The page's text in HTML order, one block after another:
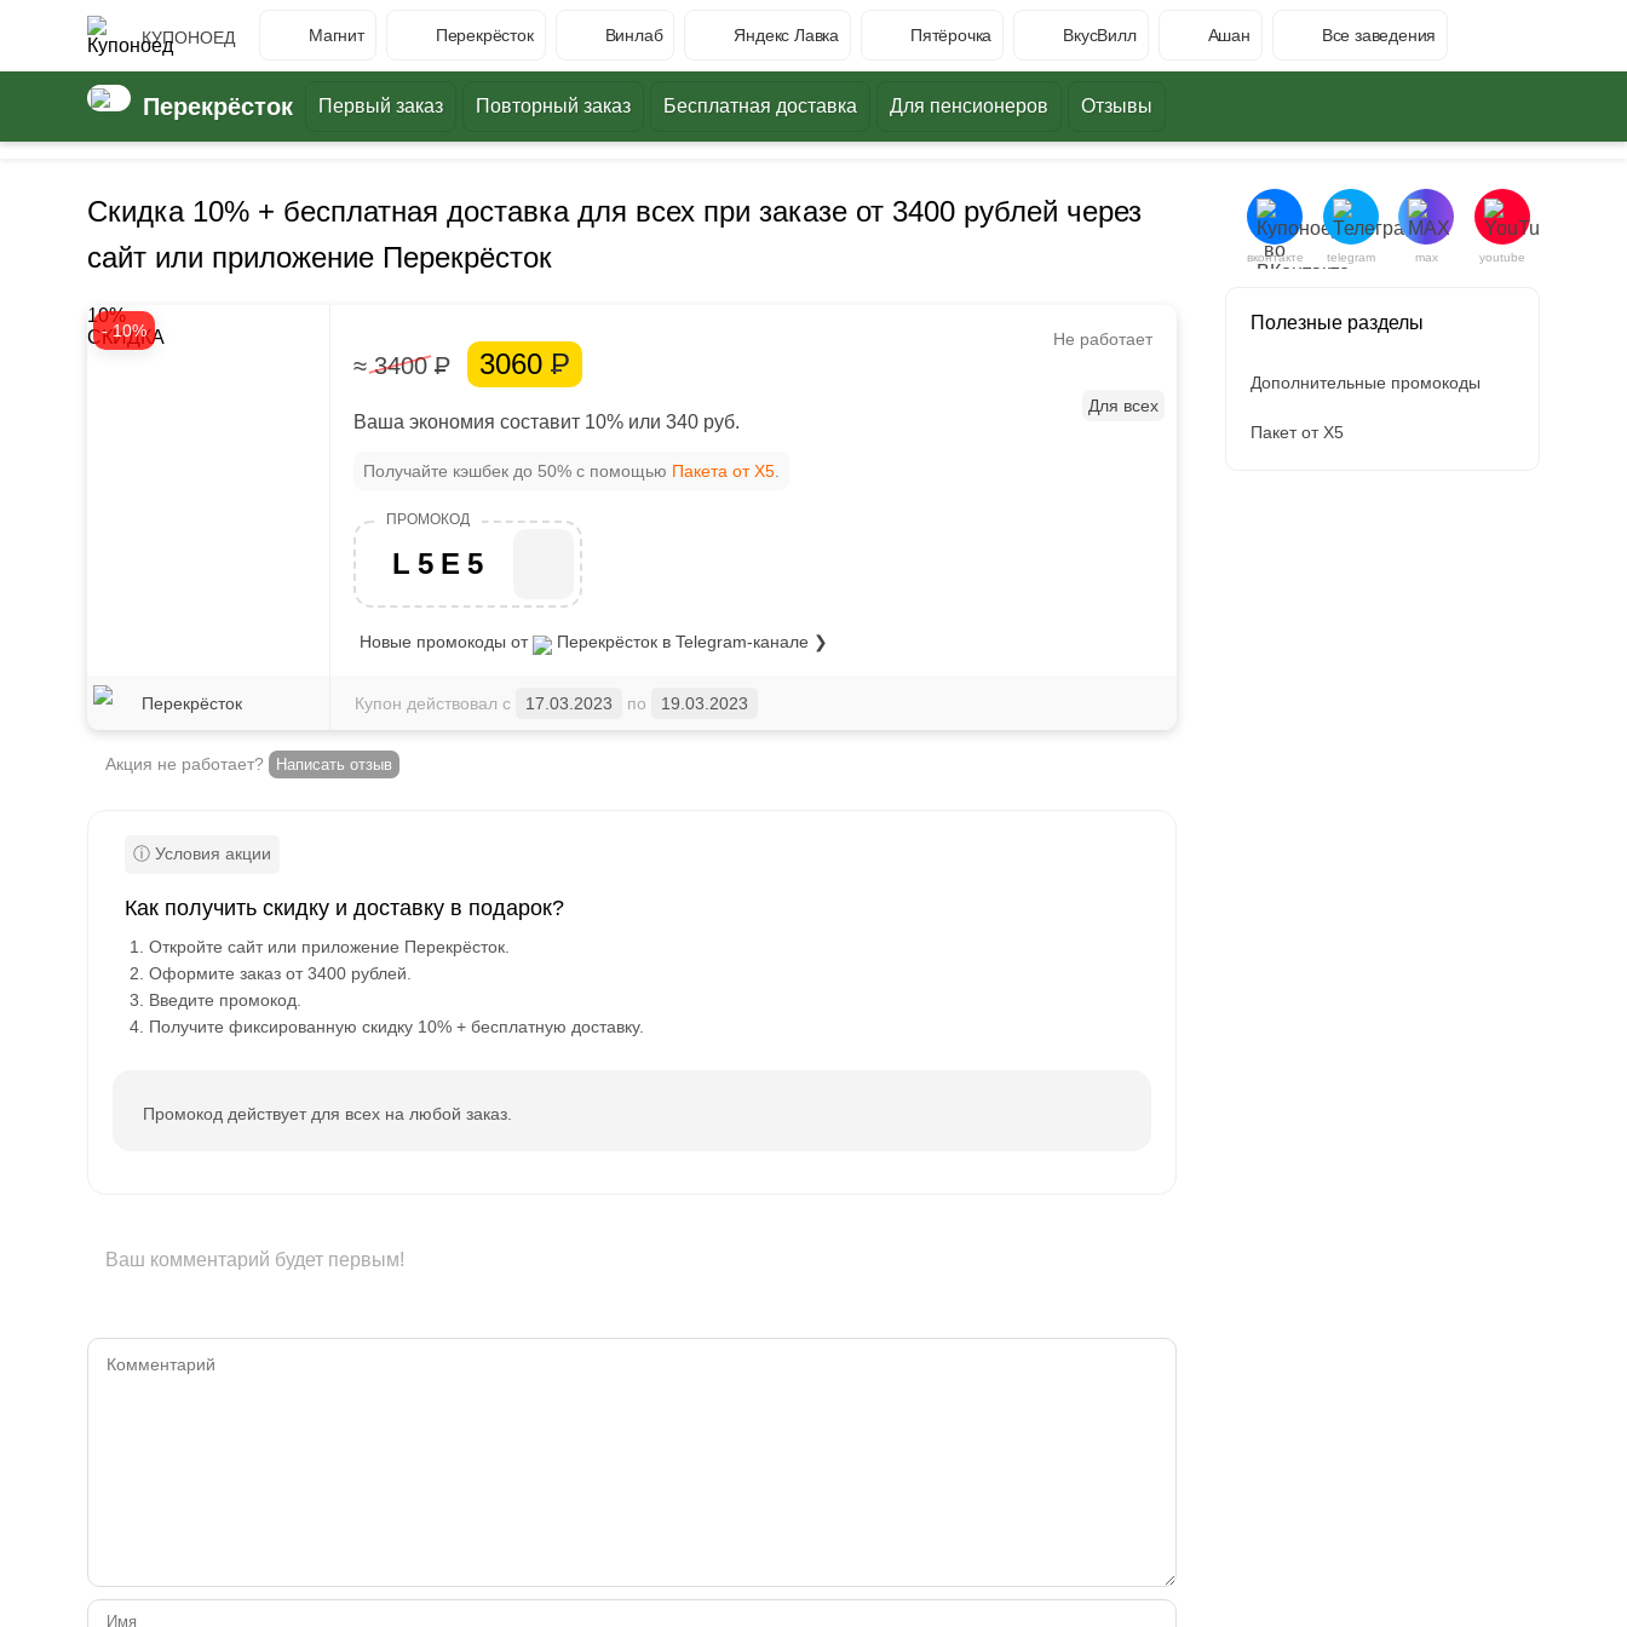
КУПОНОЕД Магнит Перекрёсток Винлаб Яндекс Лавка Пятёрочка ВкусВилл Ашан Все заведения
Перекрёсток Первый заказ Повторный заказ Бесплатная доставка Для пенсионеров Отзывы
Скидка 10% + бесплатная доставка для всех при заказе от 3400 рублей через
сайт или приложение Перекрёсток
- 10%
10%
СКИДКА
Перекрёсток
Не работает
≈ 3400Р 3060 Р
Ваша экономия составит 10% или 340 руб.
Получайте кэшбек до 50% с помощью Пакета от X5
L5E5
Новые промокоды от Перекрёсток в Telegram-канале ❯
Для всех
Купон действовал с 17.03.2023 по 19.03.2023
Акция не работает? Написать отзыв
Как получить скидку и доставку в подарок?
Откройте сайт или приложение Перекрёсток.
Оформите заказ от 3400 рублей.
Введите промокод.
Получите фиксированную скидку 10% + бесплатную доставку.
Промокод действует для всех на любой заказ.
Ваш комментарий будет первым!
вконтакте telegram max youtube
Полезные разделы
Дополнительные промокоды
Пакет от X5